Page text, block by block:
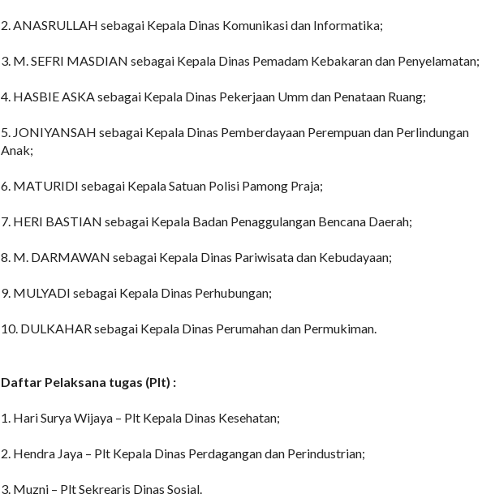
2. ANASRULLAH sebagai Kepala Dinas Komunikasi dan Informatika;
3. M. SEFRI MASDIAN sebagai Kepala Dinas Pemadam Kebakaran dan Penyelamatan;
4. HASBIE ASKA sebagai Kepala Dinas Pekerjaan Umm dan Penataan Ruang;
5. JONIYANSAH sebagai Kepala Dinas Pemberdayaan Perempuan dan Perlindungan
Anak;
6. MATURIDI sebagai Kepala Satuan Polisi Pamong Praja;
7. HERI BASTIAN sebagai Kepala Badan Penaggulangan Bencana Daerah;
8. M. DARMAWAN sebagai Kepala Dinas Pariwisata dan Kebudayaan;
9. MULYADI sebagai Kepala Dinas Perhubungan;
10. DULKAHAR sebagai Kepala Dinas Perumahan dan Permukiman.
Daftar Pelaksana tugas (Plt) :
1. Hari Surya Wijaya – Plt Kepala Dinas Kesehatan;
2. Hendra Jaya – Plt Kepala Dinas Perdagangan dan Perindustrian;
3. Muzni – Plt Sekrearis Dinas Sosial.